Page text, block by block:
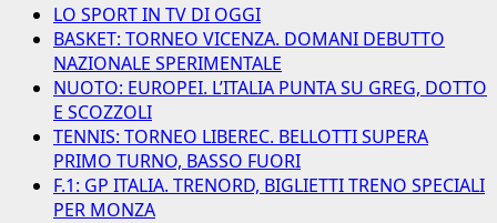
LO SPORT IN TV DI OGGI
BASKET: TORNEO VICENZA. DOMANI DEBUTTO
NAZIONALE SPERIMENTALE
NUOTO: EUROPEI. L’ITALIA PUNTA SU GREG, DOTTO
E SCOZZOLI
TENNIS: TORNEO LIBEREC. BELLOTTI SUPERA
PRIMO TURNO, BASSO FUORI
F.1: GP ITALIA. TRENORD, BIGLIETTI TRENO SPECIALI
PER MONZA